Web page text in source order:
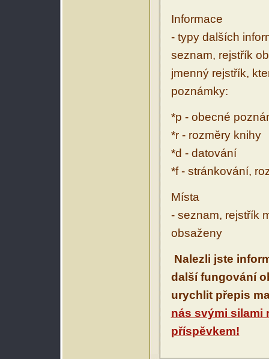
Informace
- typy dalších
seznam, rejstřík
jmenný rejstřík,
poznámky:
*p - obecné
*r - rozměry knihy
*d - datování
*f - stránkování,
Místa
- seznam, rejstřík
obsaženy
Nalezli jste
další fungování
urychlit přepis
nás svými silami
příspěvkem!